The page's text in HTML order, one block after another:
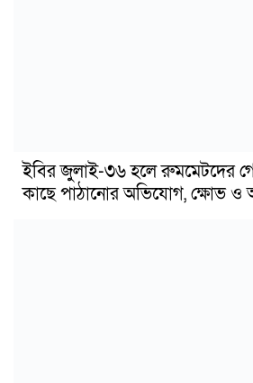
ইবির জুলাই-৩৬ হলে রুমমেটদের
কাছে পাঠানোর অভিযোগ, ক্ষোভ ও